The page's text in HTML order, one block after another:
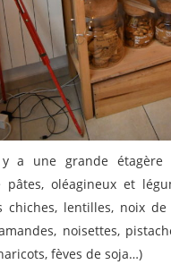
a une grande étagère
pâtes, oléagineux et
chiches, lentilles, noix
noisettes,
fèves de soja…)